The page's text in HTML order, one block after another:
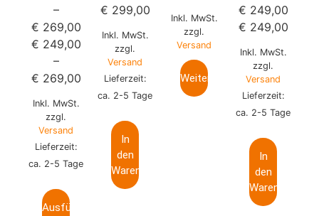
–
€ 269,00
€ 249,00
–
€ 269,00
Inkl. MwSt.
zzgl.
Versand
Lieferzeit:
ca. 2-5 Tage
Ausführung
€ 299,00
Inkl. MwSt.
zzgl.
Versand
Lieferzeit:
ca. 2-5 Tage
In
den
Warenkorb
Inkl. MwSt.
zzgl.
Versand
Weiterlesen
€ 249,00
€ 249,00
Inkl. MwSt.
zzgl.
Versand
Lieferzeit:
ca. 2-5 Tage
In
den
Warenkorb